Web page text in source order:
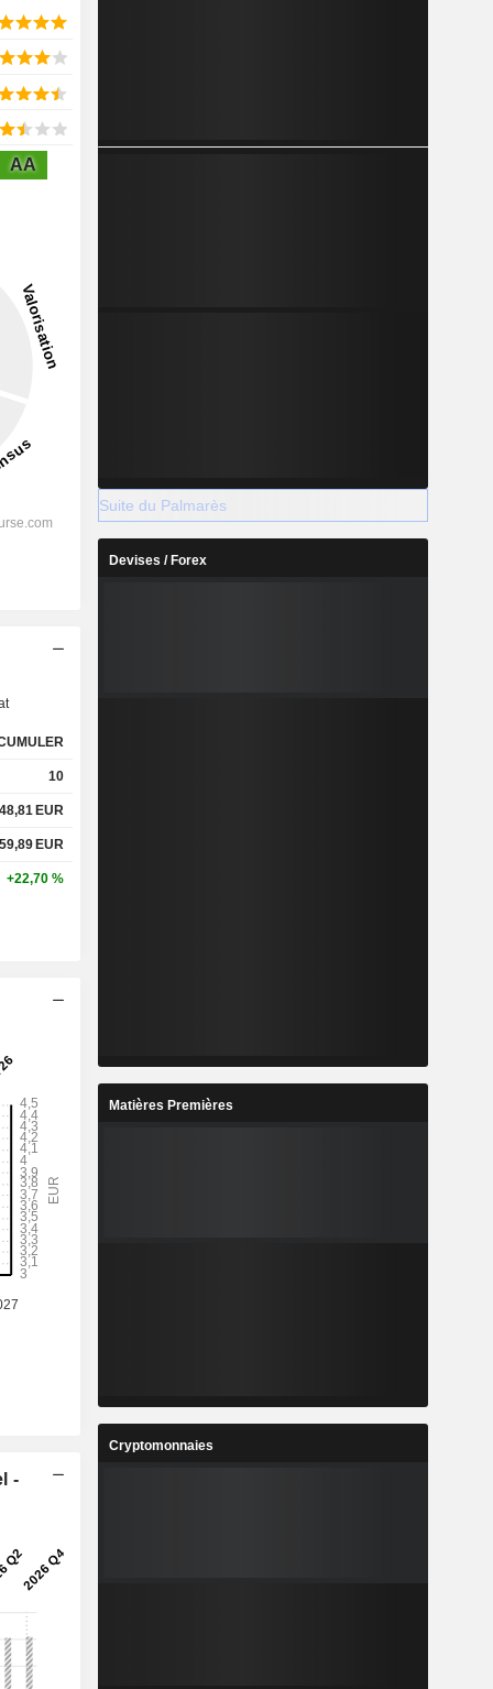
AA
10
48,81 EUR
59,89 EUR
+22,70 %
-
Suite du Palmarès
Devises / Forex
Matières Premières
Cryptomonnaies